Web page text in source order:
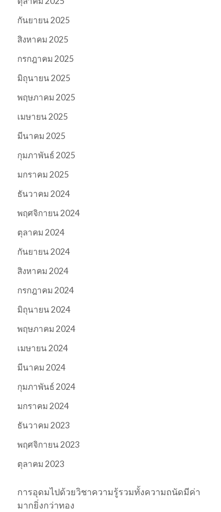
กันยายน 2025
สิงหาคม 2025
กรกฎาคม 2025
มิถุนายน 2025
พฤษภาคม 2025
เมษายน 2025
มีนาคม 2025
กุมภาพันธ์ 2025
มกราคม 2025
ธันวาคม 2024
พฤศจิกายน 2024
ตุลาคม 2024
กันยายน 2024
สิงหาคม 2024
กรกฎาคม 2024
มิถุนายน 2024
พฤษภาคม 2024
เมษายน 2024
มีนาคม 2024
กุมภาพันธ์ 2024
มกราคม 2024
ธันวาคม 2023
พฤศจิกายน 2023
ตุลาคม 2023
การอุดมไปด้วยวิชาความรู้รวมทั้งความถนัดมีค่า
มากยิ่งกว่าทอง